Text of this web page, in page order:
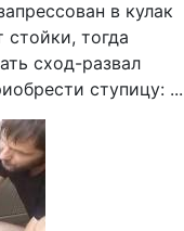
в кулак
стойки, тогда
сход-развал
ступицу: ...